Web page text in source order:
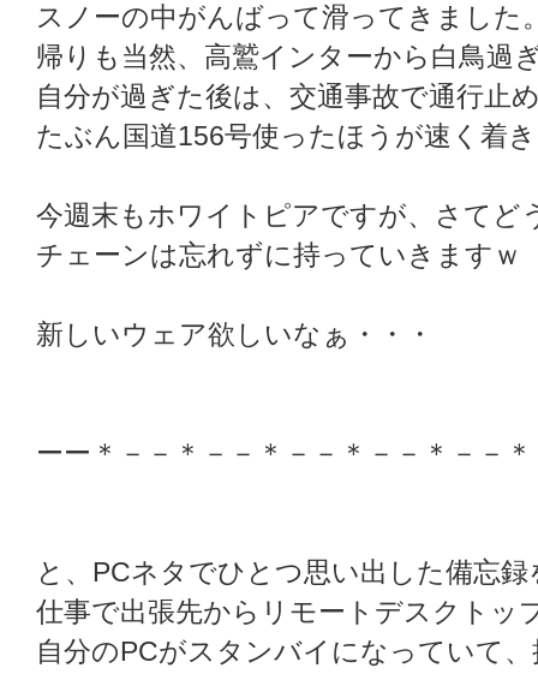
スノーの中がんばって滑ってきました
帰りも当然、高鷲インターから白鳥過
自分が過ぎた後は、交通事故で通行止
たぶん国道156号使ったほうが速く着
今週末もホワイトピアですが、さてど
チェーンは忘れずに持っていきますｗ
新しいウェア欲しいなぁ・・・
ーー＊－－＊－－＊－－＊－－＊－－
と、PCネタでひとつ思い出した備忘
仕事で出張先からリモートデスクトッ
自分のPCがスタンバイになっていて